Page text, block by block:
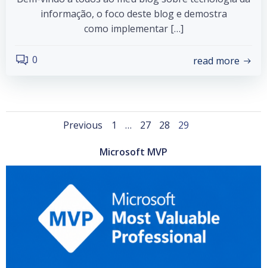
informação, o foco deste blog e demostra
como implementar […]
0 read more
Posts
navigation
Previous
Posts
navigation
Page
1 … Page
27 Page
28 Page
29
Microsoft MVP